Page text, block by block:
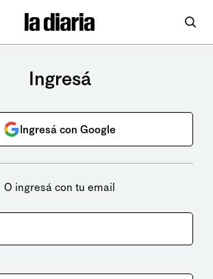
Ingresá
Ingresá con Google
O ingresá con tu email